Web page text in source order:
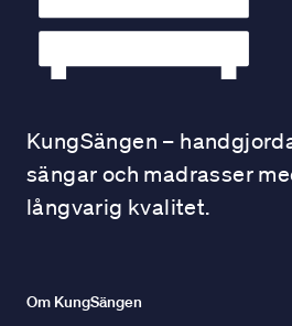
KungSängen –
sängar och madrasser
långvarig kvalitet.
Om KungSängen